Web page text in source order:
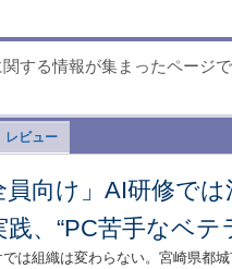
する情報が集まったページで
レビュー
員向け」AI研修で
践、“PC苦手なベテ
は組織は変わらない。宮崎県都